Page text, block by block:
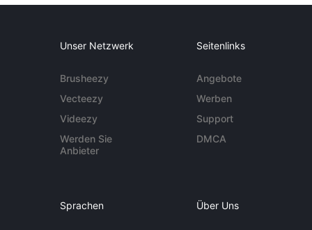
Unser Netzwerk
Brusheezy
Vecteezy
Videezy
Werden Sie
Anbieter
Seitenlinks
Angebote
Werben
Support
DMCA
Sprachen Über Uns